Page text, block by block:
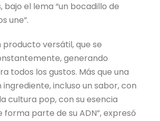
bajo el lema “un bocadillo de
une”.
producto versátil, que se
generando
todos los gustos. Más que una
ingrediente, incluso un sabor, con
cultura pop, con su esencia
forma parte de su ADN”, expresó